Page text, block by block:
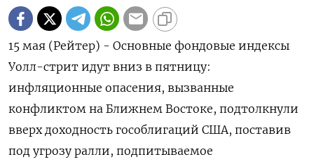
15 мая (Рейтер) - Основные фондовые индексы
Уолл-стрит идут вниз в пятницу:
инфляционные опасения, ‌вызванные
конфликтом на Ближнем Востоке, подтолкнули
вверх доходность гособлигаций США, поставив
под угрозу ралли, ​подпитываемое